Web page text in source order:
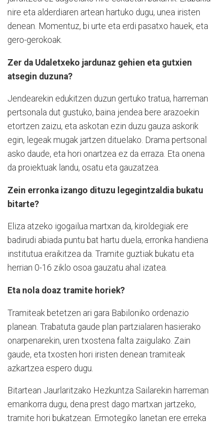
nire eta alderdiaren artean hartuko dugu, unea iristen
denean. Momentuz, bi urte eta erdi pasatxo hauek, eta
gero-gerokoak.
Zer da Udaletxeko jardunaz gehien eta gutxien
atsegin duzuna?
Jendearekin edukitzen duzun gertuko tratua, harreman
pertsonala dut gustuko, baina jendea bere arazoekin
etortzen zaizu, eta askotan ezin duzu gauza askorik
egin, legeak mugak jartzen dituelako. Drama pertsonal
asko daude, eta hori onartzea ez da erraza. Eta onena
da proiektuak landu, osatu eta gauzatzea.
Zein erronka izango dituzu legegintzaldia bukatu
bitarte?
Eliza atzeko igogailua martxan da, kiroldegiak ere
badirudi abiada puntu bat hartu duela, erronka handiena
institutua eraikitzea da. Tramite guztiak bukatu eta
herrian 0-16 ziklo osoa gauzatu ahal izatea.
Eta nola doaz tramite horiek?
Tramiteak betetzen ari gara Babiloniko ordenazio
planean. Trabatuta gaude plan partzialaren hasierako
onarpenarekin, uren txostena falta zaigulako. Zain
gaude, eta txosten hori iristen denean tramiteak
azkartzea espero dugu.
Bitartean Jaurlaritzako Hezkuntza Sailarekin harreman
emankorra dugu, dena prest dago martxan jartzeko,
tramite hori bukatzean. Ermotegiko lanetan ere erreka